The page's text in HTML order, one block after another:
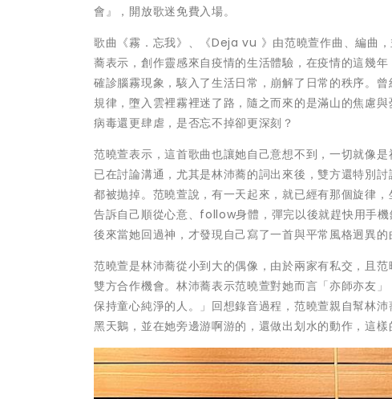
會』，開放歌迷免費入場。
歌曲《霧．忘我》、《Deja vu 》由范曉萱作曲、編曲
蕎表示，創作靈感來自疫情的生活體驗，在疫情的這幾
確診腦霧現象，駭入了生活日常，崩解了日常的秩序。
規律，墮入雲裡霧裡迷了路，隨之而來的是滿山的焦慮
病毒還更肆虐，是否忘不掉卻更深刻？
范曉萱表示，這首歌曲也讓她自己意想不到，一切就像
已在討論溝通，尤其是林沛蕎的詞出來後，雙方還特別
都被抛掉。范曉萱說，有一天起來，就已經有那個旋律
告訴自己順從心意、follow身體，彈完以後就趕快用手
後來當她回過神，才發現自己寫了一首與平常風格迥異
范曉萱是林沛蕎從小到大的偶像，由於兩家有私交，且
雙方合作機會。林沛蕎表示范曉萱對她而言「亦師亦友
保持童心純淨的人。」回想錄音過程，范曉萱親自幫林
黑天鵝，並在她旁邊游啊游的，還做出划水的動作，這樣